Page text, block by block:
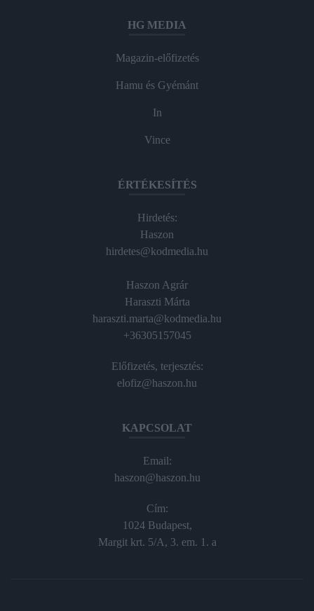
HG MEDIA
Magazin-előfizetés
Hamu és Gyémánt
In
Vince
ÉRTÉKESÍTÉS
Hirdetés:
Haszon
hirdetes@kodmedia.hu
Haszon Agrár
Haraszti Márta
haraszti.marta@kodmedia.hu
+36305157045
Előfizetés, terjesztés:
elofiz@haszon.hu
KAPCSOLAT
Email:
haszon@haszon.hu
Cím:
1024 Budapest,
Margit krt. 5/A, 3. em. 1. a